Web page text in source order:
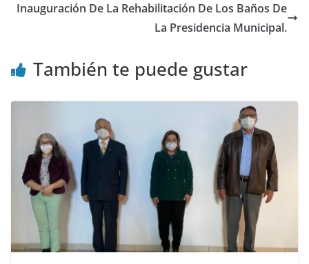
Inauguración De La Rehabilitación De Los Baños De
La Presidencia Municipal.
También te puede gustar